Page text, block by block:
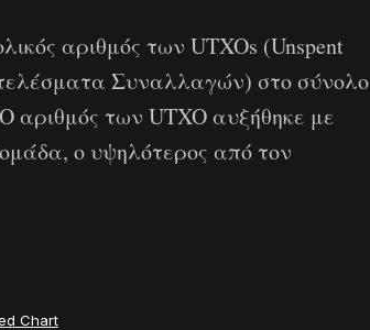
αριθμός των UTXOs (Unspent
Συναλλαγών) στο σύνολο
αριθμός των UTXO αυξήθηκε με
o υψηλότερος από τον
Chart